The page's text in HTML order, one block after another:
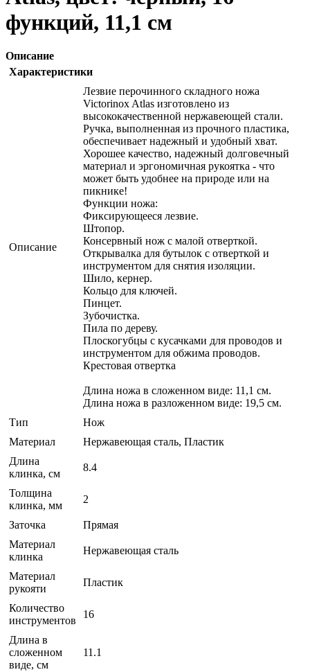
функций, 11,1 см
Описание
Характеристики
Описание
Лезвие перочинного складного ножа
Victorinox Atlas изготовлено из
высококачественной нержавеющей стали.
Ручка, выполненная из прочного пластика,
обеспечивает надежный и удобный хват.
Хорошее качество, надежный долговечный
материал и эргономичная рукоятка - что
может быть удобнее на природе или на
пикнике!
Функции ножа:
Фиксирующееся лезвие.
Штопор.
Консервный нож с малой отверткой.
Открывалка для бутылок с отверткой и
инструментом для снятия изоляции.
Шило, кернер.
Кольцо для ключей.
Пинцет.
Зубочистка.
Пила по дереву.
Плоскогубцы с кусачками для проводов и
инструментом для обжима проводов.
Крестовая отвертка
Длина ножа в сложенном виде: 11,1 см.
Длина ножа в разложенном виде: 19,5 см.
Тип
Нож
Материал
Нержавеющая сталь, Пластик
Длина
клинка, см
8.4
Толщина
клинка, мм
2
Заточка
Прямая
Материал
клинка
Нержавеющая сталь
Материал
рукояти
Пластик
Количество
инструментов
16
Длина в
сложенном
виде, см
11.1